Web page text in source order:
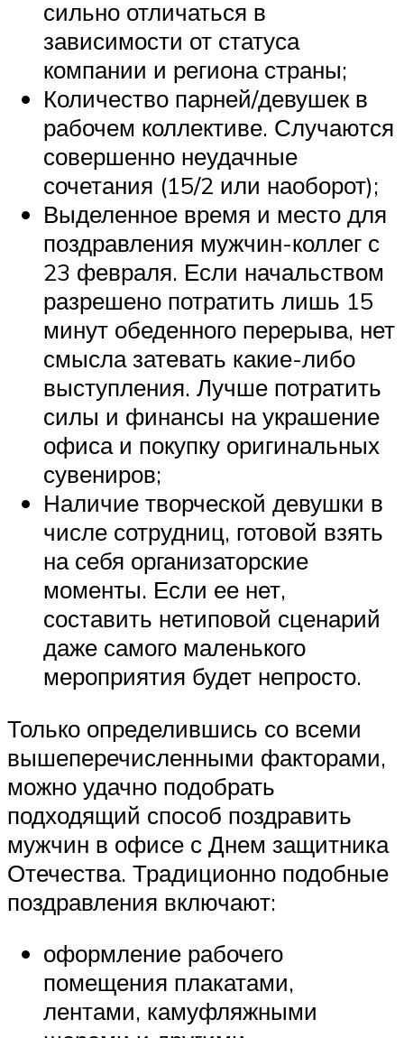
сильно отличаться в
зависимости от статуса
компании и региона страны;
Количество парней/девушек в
рабочем коллективе. Случаются
совершенно неудачные
сочетания (15/2 или наоборот);
Выделенное время и место для
поздравления мужчин-коллег с
23 февраля. Если начальством
разрешено потратить лишь 15
минут обеденного перерыва, нет
смысла затевать какие-либо
выступления. Лучше потратить
силы и финансы на украшение
офиса и покупку оригинальных
сувениров;
Наличие творческой девушки в
числе сотрудниц, готовой взять
на себя организаторские
моменты. Если ее нет,
составить нетиповой сценарий
даже самого маленького
мероприятия будет непросто.
Только определившись со всеми
вышеперечисленными факторами,
можно удачно подобрать
подходящий способ поздравить
мужчин в офисе с Днем защитника
Отечества. Традиционно подобные
поздравления включают:
оформление рабочего
помещения плакатами,
лентами, камуфляжными